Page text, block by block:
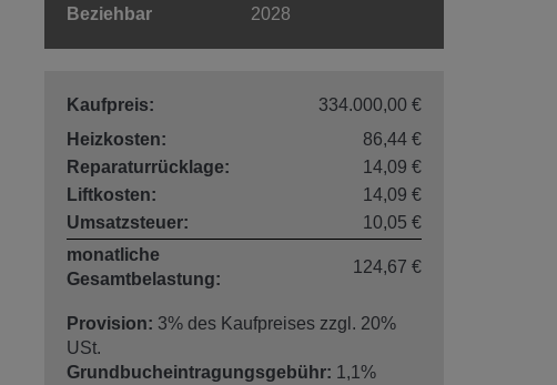
Beziehbar
2028
Kaufpreis:
334.000,00 €
Heizkosten:
86,44 €
Reparaturrücklage:
14,09 €
Liftkosten:
14,09 €
Umsatzsteuer:
10,05 €
monatliche
Gesamtbelastung:
124,67 €
Provision: 3% des Kaufpreises zzgl. 20%
USt.
Grundbucheintragungsgebühr: 1,1%